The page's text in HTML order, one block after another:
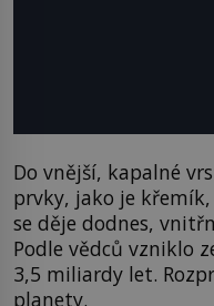
Do vnější, kapalné
prvky, jako je
se děje dodnes,
Podle vědců vzniklo
3,5 miliardy let.
planety.